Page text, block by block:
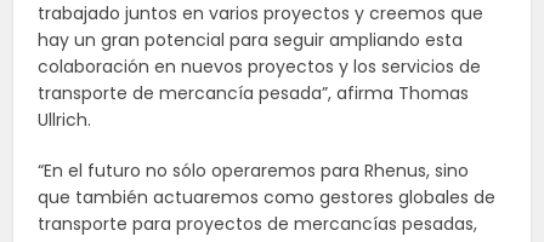
trabajado juntos en varios proyectos y creemos que
hay un gran potencial para seguir ampliando esta
colaboración en nuevos proyectos y los servicios de
transporte de mercancía pesada”, afirma Thomas
Ullrich.
“En el futuro no sólo operaremos para Rhenus, sino
que también actuaremos como gestores globales de
transporte para proyectos de mercancías pesadas,